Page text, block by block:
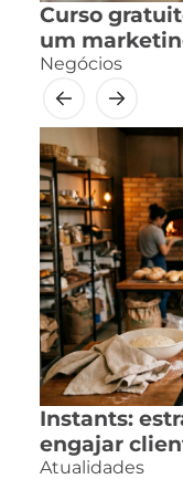
Curso
um
Negócios
Instants:
engajar
Atualidades